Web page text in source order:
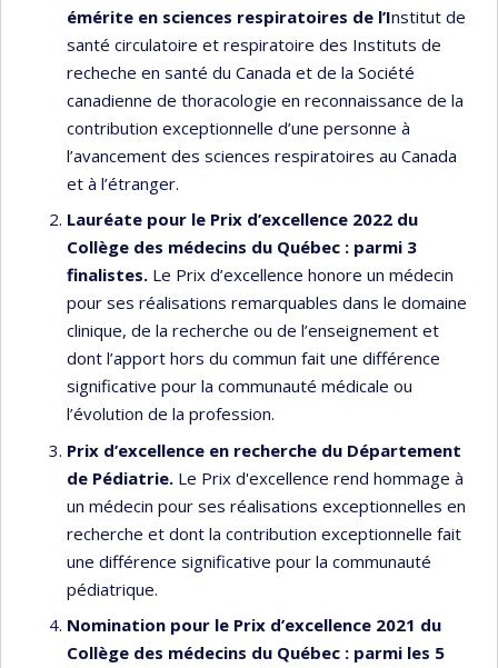
émérite en sciences respiratoires de l’Institut de
santé circulatoire et respiratoire des Instituts de
recheche en santé du Canada et de la Société
canadienne de thoracologie en reconnaissance de la
contribution exceptionnelle d’une personne à
l’avancement des sciences respiratoires au Canada
et à l’étranger.
Lauréate pour le Prix d’excellence 2022 du
Collège des médecins du Québec : parmi 3
finalistes. Le Prix d’excellence honore un médecin
pour ses réalisations remarquables dans le domaine
clinique, de la recherche ou de l’enseignement et
dont l’apport hors du commun fait une différence
significative pour la communauté médicale ou
l’évolution de la profession.
Prix d’excellence en recherche du Département
de Pédiatrie. Le Prix d'excellence rend hommage à
un médecin pour ses réalisations exceptionnelles en
recherche et dont la contribution exceptionnelle fait
une différence significative pour la communauté
pédiatrique.
Nomination pour le Prix d’excellence 2021 du
Collège des médecins du Québec : parmi les 5